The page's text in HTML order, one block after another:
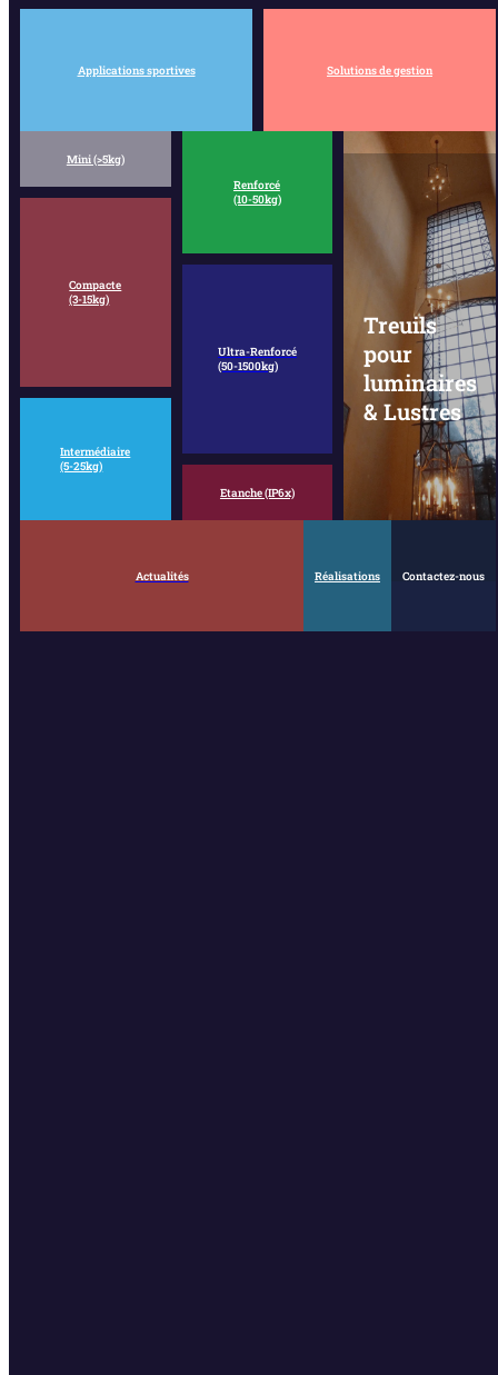
Applications sportives Solutions de gestion
Treuils
pour
luminaires
& Lustres
Ultra-Renforcé
(50-1500kg)
Compacte
(3-15kg)
Mini (>5kg)
Renforcé
(10-50kg)
Intermédiaire
(5-25kg)
Etanche (IP6x)
Actualités Réalisations Contactez-nous